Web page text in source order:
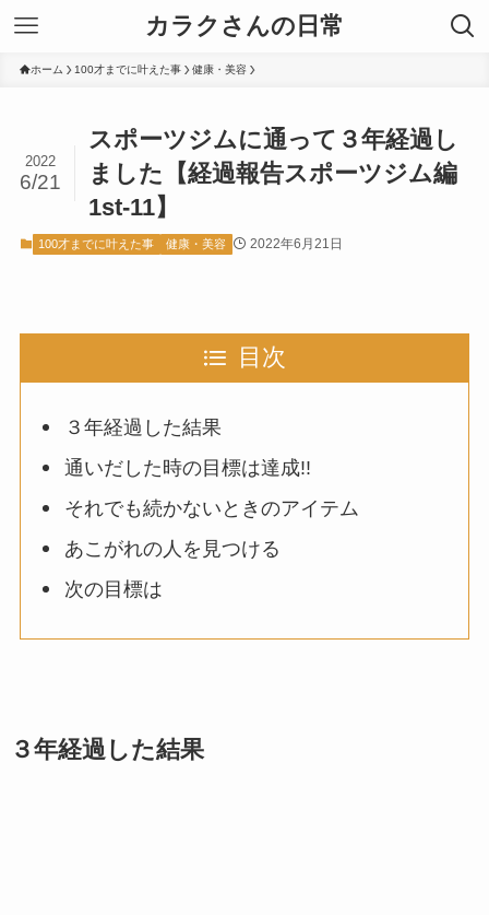
カラクさんの日常
ホーム 100才までに叶えた事 健康・美容
スポーツジムに通って３年経過し
ました【経過報告スポーツジム編
1st-11】
2022
6/21
100才までに叶えた事 健康・美容 2022年6月21日
目次
３年経過した結果
通いだした時の目標は達成!!
それでも続かないときのアイテム
あこがれの人を見つける
次の目標は
３年経過した結果